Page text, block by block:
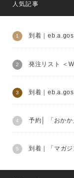
人気記事
到着｜eb.a.gos
発注リスト ＜
到着｜eb.a.gos
予約│ 「おかか
到着｜「マガジ